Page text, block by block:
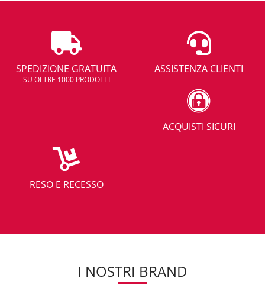
SPEDIZIONE GRATUITA
SU OLTRE 1000 PRODOTTI
ASSISTENZA CLIENTI
ACQUISTI SICURI
RESO E RECESSO
I NOSTRI BRAND